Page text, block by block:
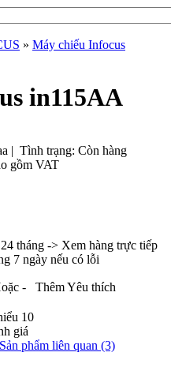
» Máy chiếu Infocus
in115AA
| Tình trạng: Còn hàng
gồm VAT
tháng -> Xem hàng trực tiếp
7 ngày nếu có lỗi
-
Thêm Yêu thích
10
giá
Sản phẩm liên quan (3)